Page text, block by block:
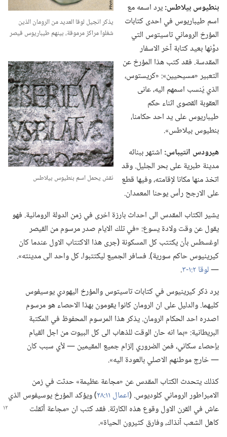
يذكر انجيل لوقا العديد من الرومان الذين
شغلوا مراكز مرموقة،‏ بينهم طيباريوس قيصر
نقش يحمل اسم بنطيوس بيلاطس
بنطيوس بيلاطس:‏يرد اسمه مع
اسم طيباريوس في احدى كتابات
المؤرخ الروماني تاسيتوس التي
دوَّنها بعيد كتابة آخر الاسفار
المقدسة.‏ فقد كتب هذا المؤرخ عن
التعبير «مسيحيين»:‏ «كريستوس،‏
الذي يُنسب اسمهم اليه،‏ عانى
العقوبة القصوى اثناء حكم
طيباريوس على يد احد حكامنا،‏
بنطيوس بيلاطس».‏
هيرودس انتيباس:‏ اشتهر ببنائه
مدينة طبرية على بحر الجليل.‏ وقد
اتخذ منها مكانا لإقامته،‏ وفيها قطع
على الارجح رأس يوحنا المعمدان.‏
يشير الكتاب المقدس الى احداث بارزة اخرى في زمن الدولة الرومانية.‏ فهو
يقول عن وقت ولادة يسوع:‏ «في تلك الايام صدر مرسوم من القيصر
اوغسطس بأن يكتتب كل المسكونة (‏جرى هذا الاكتتاب الاول عندما كان
كيرينيوس حاكم سورية)‏.‏ فسافر الجميع ليكتتبوا،‏ كل واحد الى مدينته».‏
—‏لوقا ٢:‏١-‏٣
‏.‏
يرد ذكر كيرينيوس في كتابات تاسيتوس والمؤرخ اليهودي يوسيفوس
كليهما.‏ والدليل على ان الرومان كانوا يقومون بهذا الاحصاء هو مرسوم
اصدره احد الحكام الرومان.‏ يذكر هذا المرسوم المحفوظ في المكتبة
البريطانية:‏ «بما انه حان الوقت للذهاب الى كل البيوت من اجل القيام
بإحصاء سكاني،‏ فمن الضروري إلزام جميع المقيمين —‏ لأي سبب كان
—‏ خارج موطنهم الاصلي بالعودة اليه».‏
كذلك يتحدث الكتاب المقدس عن «مجاعة عظيمة» حدثت في زمن
الامبراطور الروماني كلوديوس.‏ (‏اعمال ١١:‏٢٨
‏)‏ ويؤكد المؤرخ يوسيفوس الذي
عاش في القرن الاول وقوع هذه الكارثة.‏ فقد كتب ان «مجاعة أثقلت
كاهل الشعب آنذاك،‏ وفارق كثيرون الحياة».‏